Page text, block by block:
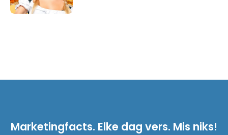
Marketingfacts. Elke dag vers. Mis niks!